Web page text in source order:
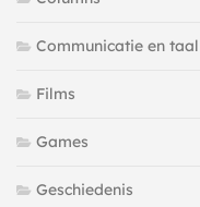
Communicatie en taal
Films
Games
Geschiedenis